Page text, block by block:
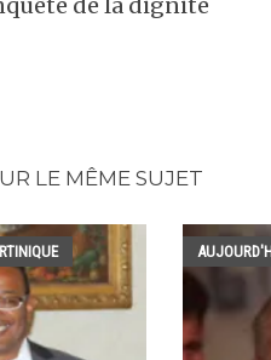
LE MÊME SUJET